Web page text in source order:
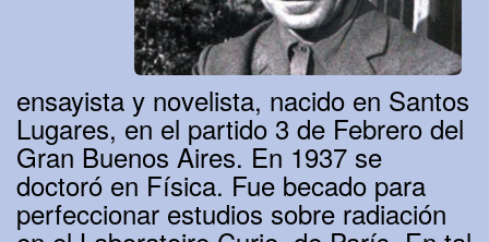
ensayista y novelista, nacido en Santos
Lugares, en el partido 3 de Febrero del
Gran Buenos Aires. En 1937 se
doctoró en Física. Fue becado para
perfeccionar estudios sobre radiación